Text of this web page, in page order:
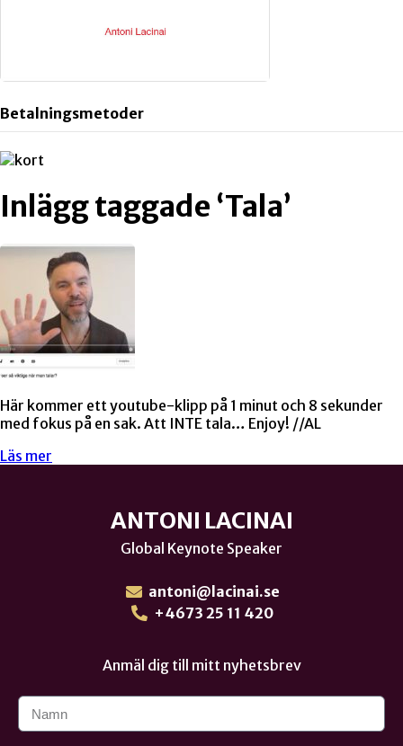
Betalningsmetoder
Inlägg taggade ‘Tala’
Här kommer ett youtube-klipp på 1 minut och 8 sekunder
med fokus på en sak. Att INTE tala… Enjoy! //AL
Läs mer
ANTONI LACINAI
Global Keynote Speaker
antoni@lacinai.se
+4673 25 11 420
Anmäl dig till mitt nyhetsbrev